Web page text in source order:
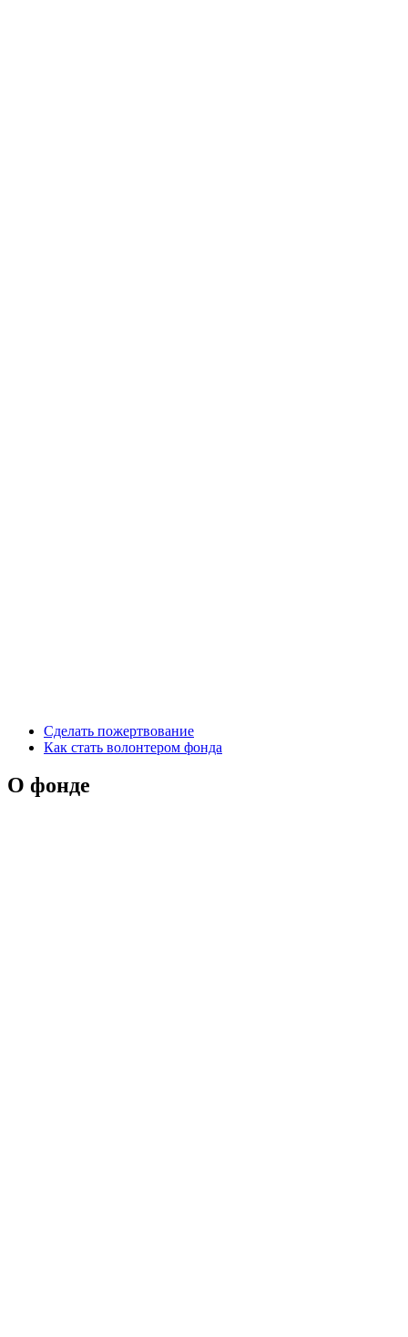
Сделать пожертвование
Как стать волонтером фонда
О фонде